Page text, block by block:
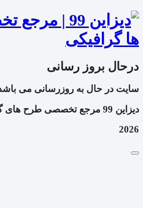
درحال بروز رسانی
سایت در حال به روزرسانی می
دیزاین 99 مرجع تخصصی طرح های گرافیکی
2026